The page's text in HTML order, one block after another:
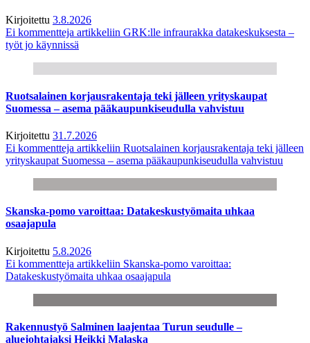
Kirjoitettu 3.8.2026
Ei kommentteja artikkeliin GRK:lle infraurakka datakeskuksesta –
työt jo käynnissä
Ruotsalainen korjausrakentaja teki jälleen yrityskaupat
Suomessa – asema pääkaupunkiseudulla vahvistuu
Kirjoitettu 31.7.2026
Ei kommentteja artikkeliin Ruotsalainen korjausrakentaja teki jälleen
yrityskaupat Suomessa – asema pääkaupunkiseudulla vahvistuu
Skanska-pomo varoittaa: Datakeskustyömaita uhkaa
osaajapula
Kirjoitettu 5.8.2026
Ei kommentteja artikkeliin Skanska-pomo varoittaa:
Datakeskustyömaita uhkaa osaajapula
Rakennustyö Salminen laajentaa Turun seudulle –
aluejohtajaksi Heikki Malaska